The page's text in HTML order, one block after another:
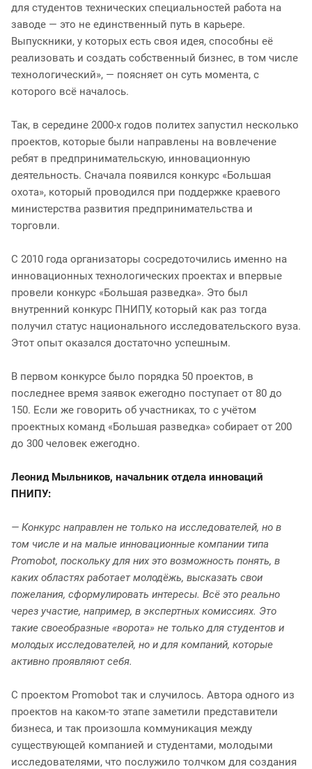
для студентов технических специальностей работа на
заводе — это не единственный путь в карьере.
Выпускники, у которых есть своя идея, способны её
реализовать и создать собственный бизнес, в том числе
технологический», — поясняет он суть момента, с
которого всё началось.
Так, в середине 2000-х годов политех запустил несколько
проектов, которые были направлены на вовлечение
ребят в предпринимательскую, инновационную
деятельность. Сначала появился конкурс «Большая
охота», который проводился при поддержке краевого
министерства развития предпринимательства и
торговли.
С 2010 года организаторы сосредоточились именно на
инновационных технологических проектах и впервые
провели конкурс «Большая разведка». Это был
внутренний конкурс ПНИПУ, который как раз тогда
получил статус национального исследовательского вуза.
Этот опыт оказался достаточно успешным.
В первом конкурсе было порядка 50 проектов, в
последнее время заявок ежегодно поступает от 80 до
150. Если же говорить об участниках, то с учётом
проектных команд «Большая разведка» собирает от 200
до 300 человек ежегодно.
Леонид Мыльников, начальник отдела инноваций
ПНИПУ:
— Конкурс направлен не только на исследователей, но в
том числе и на малые инновационные компании типа
Promobot, поскольку для них это возможность понять, в
каких областях работает молодёжь, высказать свои
пожелания, сформулировать интересы. Всё это реально
через участие, например, в экспертных комиссиях. Это
такие своеобразные «ворота» не только для студентов и
молодых исследователей, но и для компаний, которые
активно проявляют себя.
С проектом Promobot так и случилось. Автора одного из
проектов на каком-то этапе заметили представители
бизнеса, и так произошла коммуникация между
существующей компанией и студентами, молодыми
исследователями, что послужило толчком для создания